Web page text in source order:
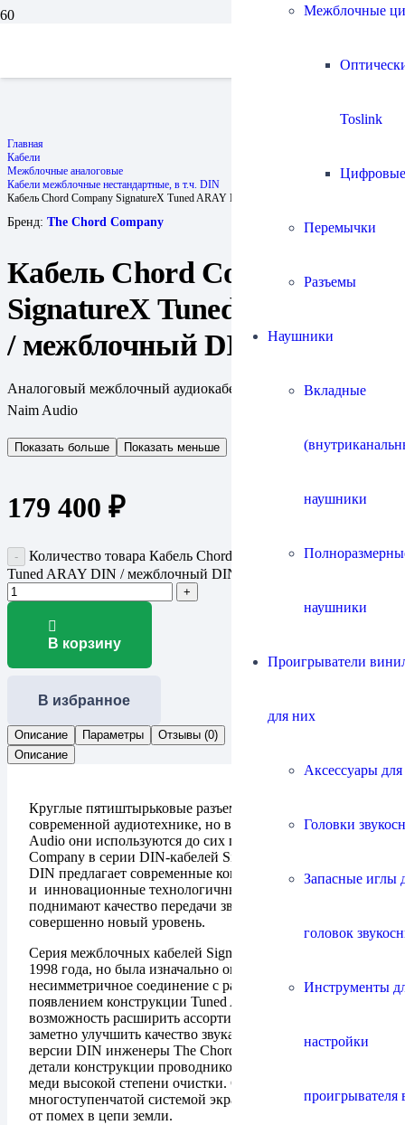
Межблочные
Toslink
Цифровые
Перемычки
Разъемы
Наушники
Вкладные
наушники
наушники
Проигрыватели
для них
Аксессуары
Головки
Запасные иглы
головок
Инструменты
настройки
проигрывателя
Главная
Кабели
Межблочные аналоговые
Кабели межблочные нестандартные, в т.ч. DIN
Кабель Chord Company SignatureX Tuned ARAY DIN / межблочный DIN
Бренд: The Chord Company
Кабель Chord Company
SignatureX Tuned ARAY DIN
/ межблочный DIN
Аналоговый межблочный аудиокабель DIN для аппаратуры
Naim Audio
Показать больше Показать меньше
179 400 ₽
Количество товара Кабель Chord Company SignatureX
Tuned ARAY DIN / межблочный DIN
В корзину
В избранное
Описание Параметры
Отзывы (0)
Описание
Круглые пятиштырьковые разъемы DIN — редкость в
современной аудиотехнике, но в аппаратуре Naim
Audio они используются до сих пор. The Chord
Company в серии DIN-кабелей SignatureX Tuned ARAY
DIN предлагает современные конструктивные решения
и инновационные технологичные материалы, которые
поднимают качество передачи звукового сигнала на
совершенно новый уровень.
Серия межблочных кабелей Signature выпускается с
1998 года, но была изначально оптимизирована под
несимметричное соединение с разъемами RCA. C
появлением конструкции Tuned ARAY появилась
возможность расширить ассортимент интерфейсов и
заметно улучшить качество звука. Специально для
версии DIN инженеры The Chord Company изменили
детали конструкции проводников из посеребренной
меди высокой степени очистки. Отличаются они и
многоступенчатой системой экранирования и защиты
от помех в цепи земли.